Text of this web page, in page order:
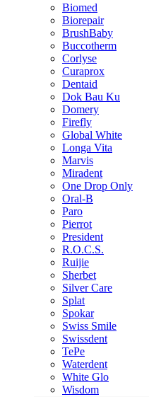
Biomed
Biorepair
BrushBaby
Buccotherm
Corlyse
Curaprox
Dentaid
Dok Bau Ku
Domery
Firefly
Global White
Longa Vita
Marvis
Miradent
One Drop Only
Oral-B
Paro
Pierrot
President
R.O.C.S.
Ruijie
Sherbet
Silver Care
Splat
Spokar
Swiss Smile
Swissdent
TePe
Waterdent
White Glo
Wisdom